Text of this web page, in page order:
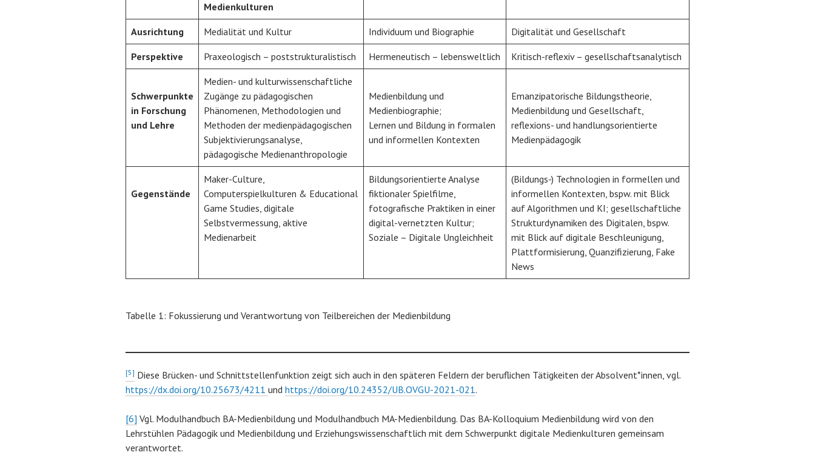
Medienkulturen
Ausrichtung Medialität und Kultur Individuum und Biographie Digitalität und Gesellschaft
Perspektive Praxeologisch – poststrukturalistisch Hermeneutisch – lebensweltlich Kritisch-reflexiv – gesellschaftsanalytisch
Schwerpunkte
in Forschung
und Lehre
Medien- und kulturwissenschaftliche
Zugänge zu pädagogischen
Phänomenen, Methodologien und
Methoden der medienpädagogischen
Subjektivierungsanalyse,
pädagogische Medienanthropologie
Medienbildung und
Medienbiographie;
Lernen und Bildung in formalen
und informellen Kontexten
Emanzipatorische Bildungstheorie,
Medienbildung und Gesellschaft,
reflexions- und handlungsorientierte
Medienpädagogik
Gegenstände
Maker-Culture,
Computerspielkulturen & Educational
Game Studies, digitale
Selbstvermessung, aktive
Medienarbeit
Bildungsorientierte Analyse
fiktionaler Spielfilme,
fotografische Praktiken in einer
digital-vernetzten Kultur;
Soziale – Digitale Ungleichheit
(Bildungs-) Technologien in formellen und
informellen Kontexten, bspw. mit Blick
auf Algorithmen und KI; gesellschaftliche
Strukturdynamiken des Digitalen, bspw.
mit Blick auf digitale Beschleunigung,
Plattformisierung, Quanzifizierung, Fake
News
Tabelle 1: Fokussierung und Verantwortung von Teilbereichen der Medienbildung
[5] Diese Brücken- und Schnittstellenfunktion zeigt sich auch in den späteren Feldern der beruflichen Tätigkeiten der Absolvent*innen, vgl.
https://dx.doi.org/10.25673/4211 und https://doi.org/10.24352/UB.OVGU-2021-021.
[6] Vgl. Modulhandbuch BA-Medienbildung und Modulhandbuch MA-Medienbildung. Das BA-Kolloquium Medienbildung wird von den
Lehrstühlen Pädagogik und Medienbildung und Erziehungswissenschaftlich mit dem Schwerpunkt digitale Medienkulturen gemeinsam
verantwortet.